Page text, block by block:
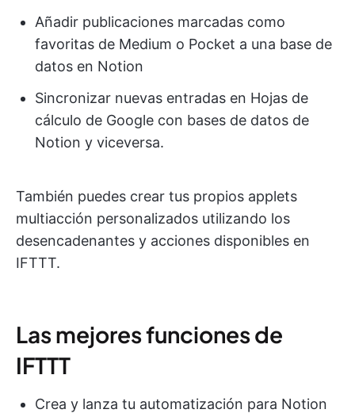
Añadir publicaciones marcadas como
favoritas de Medium o Pocket a una base de
datos en Notion
Sincronizar nuevas entradas en Hojas de
cálculo de Google con bases de datos de
Notion y viceversa.
También puedes crear tus propios applets
multiacción personalizados utilizando los
desencadenantes y acciones disponibles en
IFTTT.
Las mejores funciones de
IFTTT
Crea y lanza tu automatización para Notion